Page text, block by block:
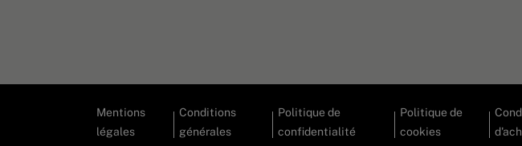
Mentions
légales
Conditions
générales
Politique de
confidentialité
Politique de
cookies